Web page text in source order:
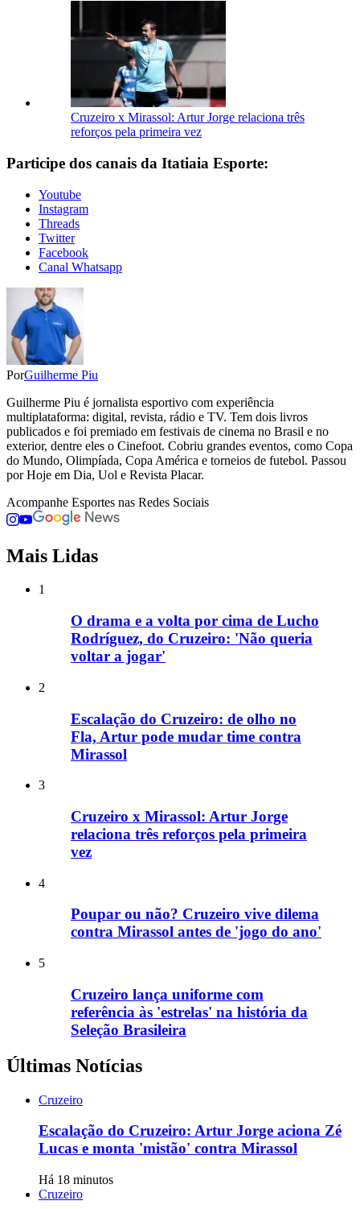
Cruzeiro x Mirassol: Artur Jorge relaciona três
reforços pela primeira vez
Participe dos canais da Itatiaia Esporte:
Youtube
Instagram
Threads
Twitter
Facebook
Canal Whatsapp
PorGuilherme Piu
Guilherme Piu é jornalista esportivo com experiência
multiplataforma: digital, revista, rádio e TV. Tem dois livros
publicados e foi premiado em festivais de cinema no Brasil e no
exterior, dentre eles o Cinefoot. Cobriu grandes eventos, como Copa
do Mundo, Olimpíada, Copa América e torneios de futebol. Passou
por Hoje em Dia, Uol e Revista Placar.
Acompanhe Esportes nas Redes Sociais
Mais Lidas
1
O drama e a volta por cima de Lucho
Rodríguez, do Cruzeiro: 'Não queria
voltar a jogar'
2
Escalação do Cruzeiro: de olho no
Fla, Artur pode mudar time contra
Mirassol
3
Cruzeiro x Mirassol: Artur Jorge
relaciona três reforços pela primeira
vez
4
Poupar ou não? Cruzeiro vive dilema
contra Mirassol antes de 'jogo do ano'
5
Cruzeiro lança uniforme com
referência às 'estrelas' na história da
Seleção Brasileira
Últimas Notícias
Cruzeiro
Escalação do Cruzeiro: Artur Jorge aciona Zé
Lucas e monta 'mistão' contra Mirassol
Há 18 minutos
Cruzeiro